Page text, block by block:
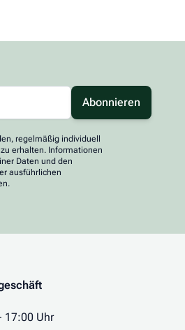
Abonnieren
regelmäßig individuell
erhalten. Informationen
Daten und den
ausführlichen
17:00 Uhr